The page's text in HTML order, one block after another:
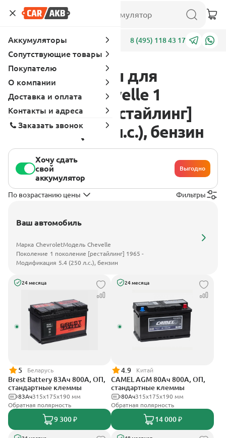
Адреса 8 (495) 118 43 17
Аккумуляторы для
Chevrolet Chevelle 1
поколение [рестайлинг]
1965 - 5.4 (250 л.с.), бензин
Хочу сдать
свой
аккумулятор
Выгодно
По возрастанию цены Фильтры
Ваш автомобиль
Марка ChevroletМодель Chevelle
Поколение 1 поколение [рестайлинг] 1965 -
Модификация 5.4 (250 л.с.), бензин
24 месяца
5 Беларусь
Brest Battery 83Ач 800А, ОП,
стандартные клеммы
315x175x190 мм
83Ач
Обратная полярность
9 300 ₽
24 месяца
4.9 Китай
CAMEL AGM 80Ач 800А, ОП,
стандартные клеммы
315x175x190 мм
80Ач
Обратная полярность
14 000 ₽
Аккумуляторы
Сопутствующие товары
Покупателю
О компании
Доставка и оплата
Контакты и адреса
Заказать звонок